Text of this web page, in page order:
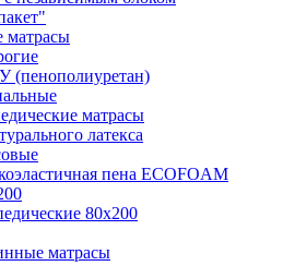
матрасы
(пенополиуретан)
матрасы
латекса
пена ECOFOAM
80х200
матрасы